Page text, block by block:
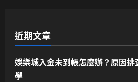
近期文章
娛樂城入金未到帳怎麼辦？原因
學